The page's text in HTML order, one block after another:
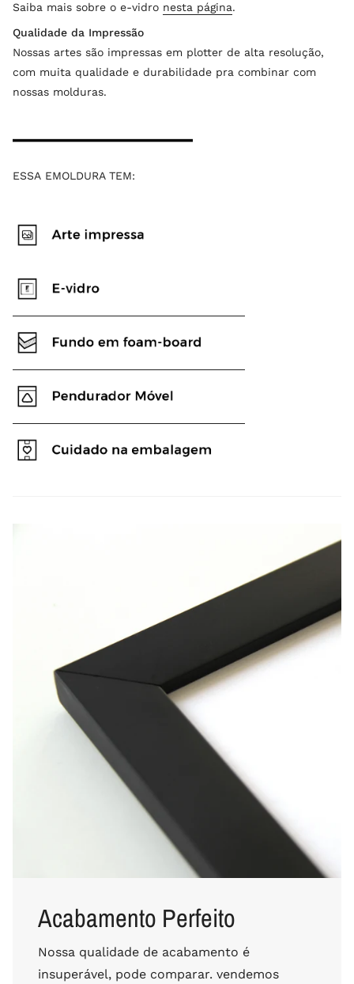
Saiba mais sobre o e-vidro nesta página.
Qualidade da Impressão
Nossas artes são impressas em plotter de alta resolução,
com muita qualidade e durabilidade pra combinar com
nossas molduras.
ESSA EMOLDURA TEM:
Acabamento Perfeito
Nossa qualidade de acabamento é
insuperável, pode comparar. vendemos